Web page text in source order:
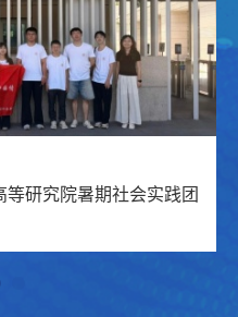
研究院暑期社会实践团